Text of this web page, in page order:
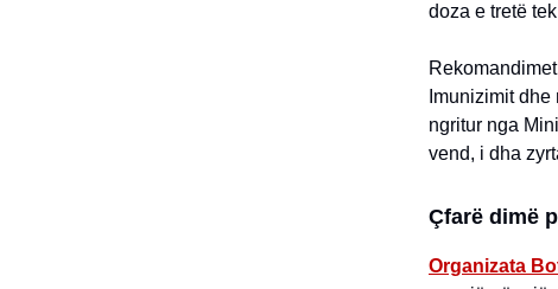
doza e tretë
Imunizimit
ngritur nga
vend, i dha
Çfarë dimë
Organizata